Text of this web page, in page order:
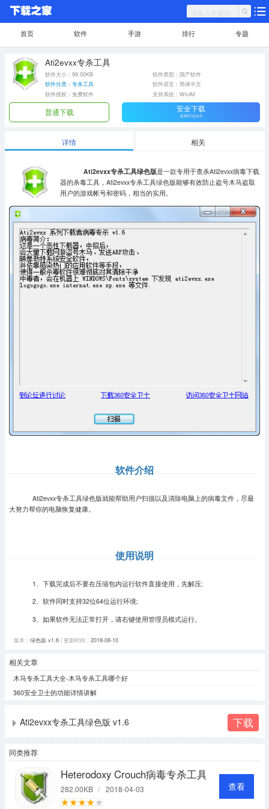
首页 软件 手游 排行 专题
Ati2evxx专杀工具
软件大小：99.00KB
软件类型：国产软件
软件分类：专杀工具
软件语言：简体中文
软件授权：免费软件
支持系统：WinAll
普通下载 安全下载
需360手机助手
详情 相关
Ati2evxx专杀工具绿色版是一款专用于查杀Ati2evxx病毒下载
器的杀毒工具，Ati2evxx专杀工具绿色版能够有效防止盗号木马盗取
用户的游戏帐号和密码，相当的实用。
软件介绍
Ati2evxx专杀工具绿色版就能帮助用户扫描以及清除电脑上的病毒文件，尽最
大努力帮你的电脑恢复健康。
使用说明
1、下载完成后不要在压缩包内运行软件直接使用，先解压;
2、软件同时支持32位64位运行环境;
3、如果软件无法正常打开，请右键使用管理员模式运行。
版本： 绿色版 v1.6| 更新时间： 2018-08-10
相关文章
木马专杀工具大全-木马专杀工具哪个好
360安全卫士的功能详情讲解
Ati2evxx专杀工具绿色版 v1.6 下载
同类推荐
Heterodoxy Crouch病毒专杀工具
282.00KB / 2018-04-03 查看